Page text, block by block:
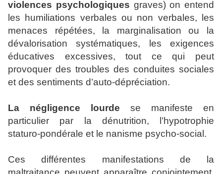
violences psychologiques graves) on entend
les humiliations verbales ou non verbales, les
menaces répétées, la marginalisation ou la
dévalorisation systématiques, les exigences
éducatives excessives, tout ce qui peut
provoquer des troubles des conduites sociales
et des sentiments d’auto-dépréciation.
La négligence lourde
se manifeste en
particulier par la dénutrition, l’hypotrophie
staturo-pondérale et le nanisme psycho-social.
Ces différentes manifestations de la